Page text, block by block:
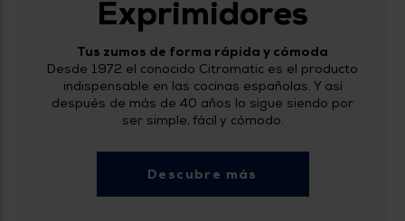
Exprimidores
Tus zumos de forma rápida y cómoda
Desde 1972 el conocido Citromatic es el producto
indispensable en las cocinas españolas. Y así
después de más de 40 años lo sigue siendo por
ser simple, fácil y cómodo.
Descubre más